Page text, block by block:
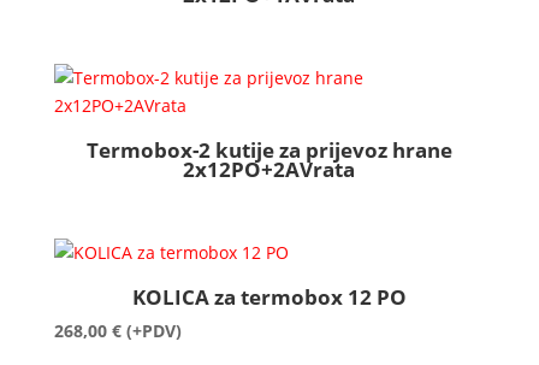
Termobox-2 kutije za prijevoz hrane
2x12PO+2AVrata
KOLICA za termobox 12 PO
268,00 € (+PDV)